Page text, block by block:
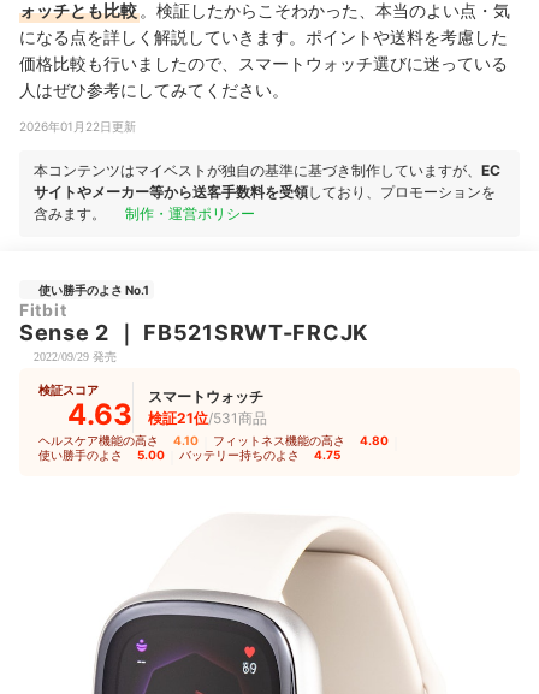
ォッチとも比較 。検証したからこそわかった、本当のよい点・気
になる点を詳しく解説していきます。ポイントや送料を考慮した
価格比較も行いましたので、スマートウォッチ選びに迷っている
人はぜひ参考にしてみてください。
2026年01月22日更新
本コンテンツはマイベストが独自の基準に基づき制作していますが、 EC
サイトやメーカー等から送客手数料を受領しており、プロモーションを
含みます。
制作・運営ポリシー
使い勝手のよさ No.1
Fitbit
Sense 2 FB521SRWT-FRCJK
2022/09/29 発売
検証スコア
4.63
スマートウォッチ
検証21位/531商品
ヘルスケア機能の高さ 4.10 フィットネス機能の高さ 4.80
使い勝手のよさ 5.00 バッテリー持ちのよさ 4.75